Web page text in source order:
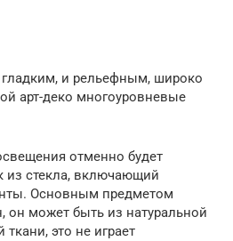
и рельефным, широко
арт-деко многоуровневые
отменно будет
из стекла, включающий
Основным предметом
он может быть из натуральной
это не играет